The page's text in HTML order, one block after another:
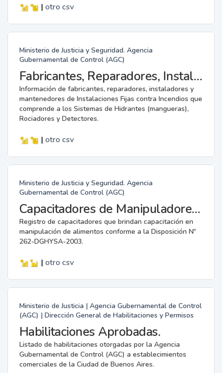
| otro csv
Ministerio de Justicia y Seguridad. Agencia
Gubernamental de Control (AGC)
Fabricantes, Reparadores, Instaladores y Mantenedores de Instalaciones Fijas contra Incendios.
Información de fabricantes, reparadores, instaladores y
mantenedores de Instalaciones Fijas contra Incendios que
comprende a los Sistemas de Hidrantes (mangueras),
Rociadores y Detectores.
| otro csv
Ministerio de Justicia y Seguridad. Agencia
Gubernamental de Control (AGC)
Capacitadores de Manipuladores de Alimentos.
Registro de capacitadores que brindan capacitación en
manipulación de alimentos conforme a la Disposición Nº
262-DGHYSA-2003.
| otro csv
Ministerio de Justicia | Agencia Gubernamental de Control
(AGC) | Dirección General de Habilitaciones y Permisos
Habilitaciones Aprobadas.
Listado de habilitaciones otorgadas por la Agencia
Gubernamental de Control (AGC) a establecimientos
comerciales de la Ciudad de Buenos Aires.